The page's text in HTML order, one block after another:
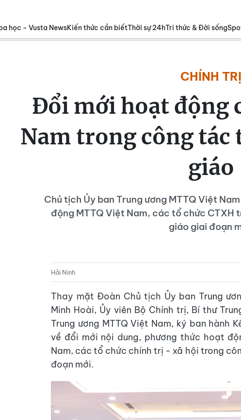
học - Vusta NewsKiến thức cần biếtThời sự 24hTri thức & Đời sống
CHÍNH TRỊ
Đổi mới hoạt động
Nam trong công
giáo
Chủ tịch Ủy ban Trung ương MTTQ Việt
động MTTQ Việt Nam, các tổ chức CTXH
giáo giai đoạn
Hải Ninh
Thay mặt Đoàn Chủ tịch Ủy ban Trung
Minh Hoài, Ủy viên Bộ Chính trị, Bí thư
Trung ương MTTQ Việt Nam, ký ban hành
về đổi mới nội dung, phương thức hoạt
Nam, các tổ chức chính trị - xã hội trong
đoạn mới.